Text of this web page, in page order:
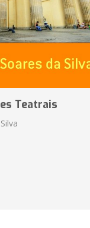
Teatrais